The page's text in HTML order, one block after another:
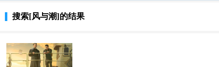
搜索[风与潮]的结果